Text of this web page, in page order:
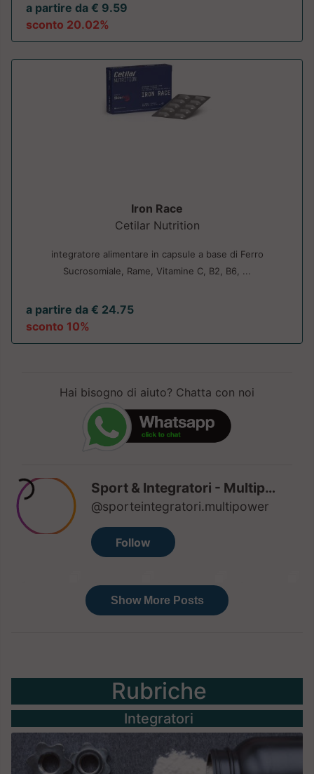
a partire da € 9.59
sconto 20.02%
Iron Race
Cetilar Nutrition
integratore alimentare in capsule a base di Ferro
Sucrosomiale, Rame, Vitamine C, B2, B6, ...
a partire da € 24.75
sconto 10%
Hai bisogno di aiuto? Chatta con noi
Rubriche
Integratori